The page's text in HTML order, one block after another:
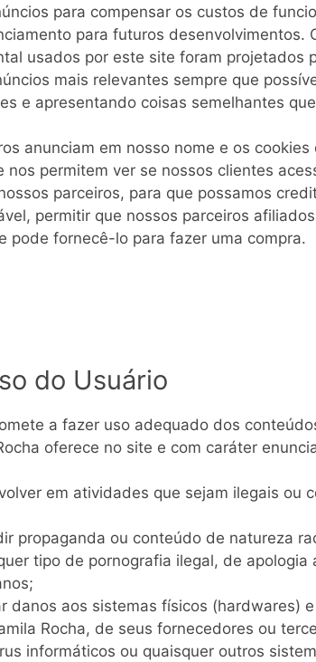
para compensar os custos de
para futuros desenvolvimentos.
usados ​​por este site foram projetados
mais relevantes sempre que
e apresentando coisas semelhantes
anunciam em nosso nome e os
nos permitem ver se nossos clientes
parceiros, para que possamos
permitir que nossos parceiros
pode fornecê-lo para fazer uma compra.
do Usuário
a fazer uso adequado dos
oferece no site e com caráter
em atividades que sejam ilegais ou
propaganda ou conteúdo de natureza
tipo de pornografia ilegal, de apologia
danos aos sistemas físicos (hardwares)
Rocha, de seus fornecedores ou
informáticos ou quaisquer outros